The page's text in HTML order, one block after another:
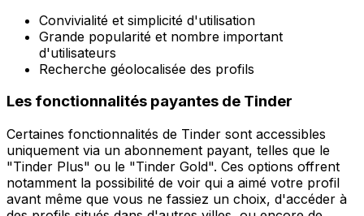
Convivialité et simplicité d'utilisation
Grande popularité et nombre important
d'utilisateurs
Recherche géolocalisée des profils
Les fonctionnalités payantes de Tinder
Certaines fonctionnalités de Tinder sont accessibles
uniquement via un abonnement payant, telles que le
"Tinder Plus" ou le "Tinder Gold". Ces options offrent
notamment la possibilité de voir qui a aimé votre profil
avant même que vous ne fassiez un choix, d'accéder à